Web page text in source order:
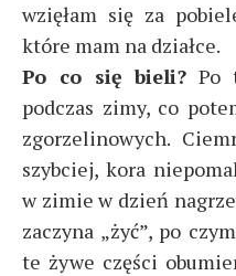
wzięłam się za
które mam na działce.
Po co się bieli? Po
podczas zimy, co
zgorzelinowych.
szybciej, kora
w zimie w dzień
zaczyna „żyć”, po
te żywe części